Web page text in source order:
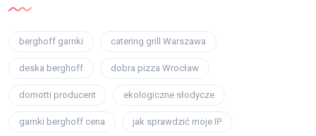
berghoff garnki catering grill Warszawa
deska berghoff dobra pizza Wrocław
domotti producent ekologiczne słodycze
garnki berghoff cena jak sprawdzić moje IP